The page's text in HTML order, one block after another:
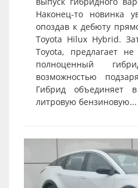
Наконец-то новинка
опоздав к дебюту
Toyota Hilux Hybrid.
Toyota, предлагает не
полноценный
возможностью
Гибрид объединяет
литровую бензиновую...